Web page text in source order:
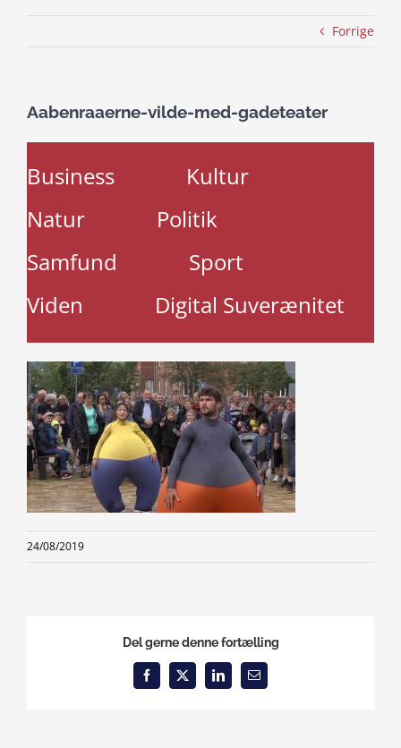
Forrige
Aabenraaerne-vilde-med-gadeteater
Business
Kultur
Natur
Politik
Samfund
Sport
Viden
Digital Suverænitet
24/08/2019
Del gerne denne fortælling
Facebook
X LinkedInEmail